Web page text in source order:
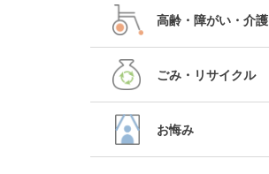
高齢・障がい・介護
ごみ・リサイクル
お悔み